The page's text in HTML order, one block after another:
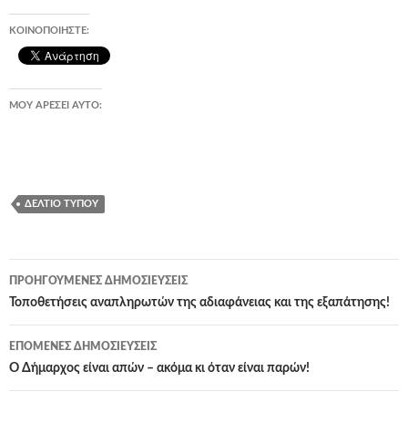
ΚΟΙΝΟΠΟΙΉΣΤΕ:
ΜΟΥ ΑΡΈΣΕΙ ΑΥΤΌ:
ΔΕΛΤΊΟ ΤΎΠΟΥ
Πλοήγηση
άρθρων
ΠΡΟΗΓΟΎΜΕΝΕΣ ΔΗΜΟΣΙΕΎΣΕΙΣ
Τοποθετήσεις αναπληρωτών της αδιαφάνειας και της εξαπάτησης!
ΕΠΌΜΕΝΕΣ ΔΗΜΟΣΙΕΎΣΕΙΣ
Ο Δήμαρχος είναι απών – ακόμα κι όταν είναι παρών!